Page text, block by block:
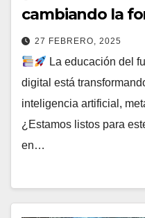
cambiando la
27 FEBRERO, 2025
La educación del
digital está
inteligencia artificial,
¿Estamos listos para
en…